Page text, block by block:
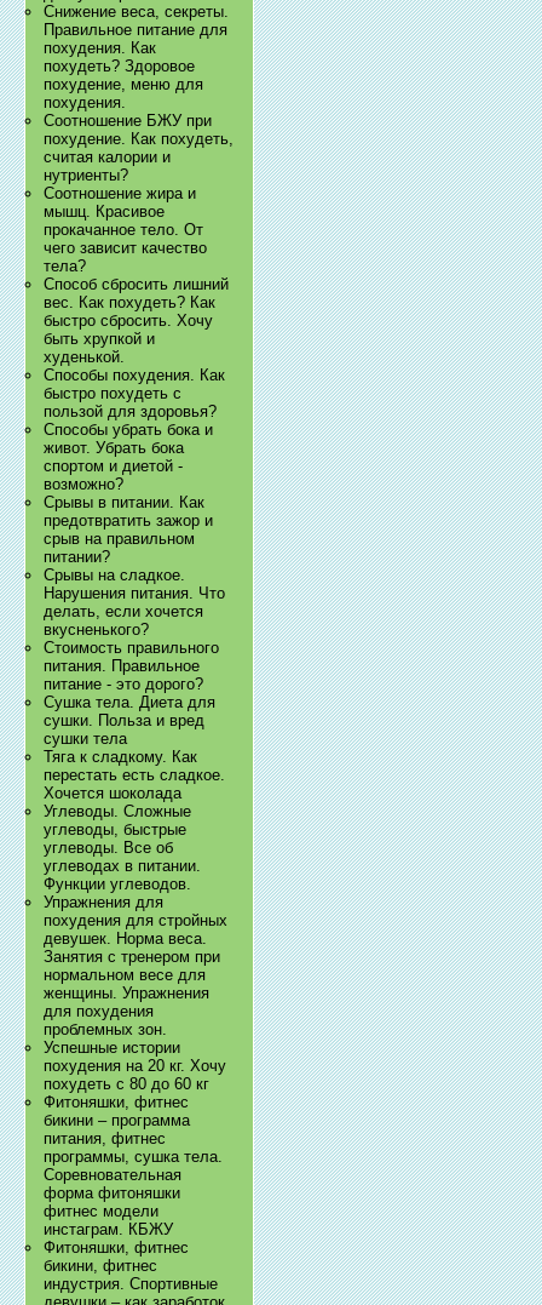
Снижение веса, секреты.
Правильное питание для
похудения. Как
похудеть? Здоровое
похудение, меню для
похудения.
Соотношение БЖУ при
похудение. Как похудеть,
считая калории и
нутриенты?
Соотношение жира и
мышц. Красивое
прокачанное тело. От
чего зависит качество
тела?
Способ сбросить лишний
вес. Как похудеть? Как
быстро сбросить. Хочу
быть хрупкой и
худенькой.
Способы похудения. Как
быстро похудеть с
пользой для здоровья?
Способы убрать бока и
живот. Убрать бока
спортом и диетой -
возможно?
Срывы в питании. Как
предотвратить зажор и
срыв на правильном
питании?
Срывы на сладкое.
Нарушения питания. Что
делать, если хочется
вкусненького?
Стоимость правильного
питания. Правильное
питание - это дорого?
Сушка тела. Диета для
сушки. Польза и вред
сушки тела
Тяга к сладкому. Как
перестать есть сладкое.
Хочется шоколада
Углеводы. Сложные
углеводы, быстрые
углеводы. Все об
углеводах в питании.
Функции углеводов.
Упражнения для
похудения для стройных
девушек. Норма веса.
Занятия с тренером при
нормальном весе для
женщины. Упражнения
для похудения
проблемных зон.
Успешные истории
похудения на 20 кг. Хочу
похудеть с 80 до 60 кг
Фитоняшки, фитнес
бикини – программа
питания, фитнес
программы, сушка тела.
Соревновательная
форма фитоняшки
фитнес модели
инстаграм. КБЖУ
Фитоняшки, фитнес
бикини, фитнес
индустрия. Спортивные